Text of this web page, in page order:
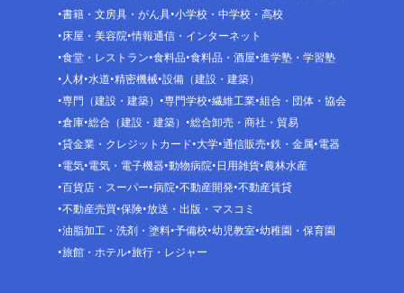
書籍・文房具・がん具 小学校・中学校・高校
床屋・美容院 情報通信・インターネット
食堂・レストラン 食料品 食料品・酒屋 進学塾・学習塾
人材 水道 精密機械 設備（建設・建築）
専門（建設・建築）
専門学校 繊維工業 組合・団体・協会
倉庫 総合（建設・建築）
総合卸売・商社・貿易
貸金業・クレジットカード 大学 通信販売 鉄・金属 電器
電気 電気・電子機器 動物病院 日用雑貨 農林水産
百貨店・スーパー 病院 不動産開発 不動産賃貸
不動産売買 保険 放送・出版・マスコミ
油脂加工・洗剤・塗料 予備校 幼児教室 幼稚園・保育園
旅館・ホテル 旅行・レジャー